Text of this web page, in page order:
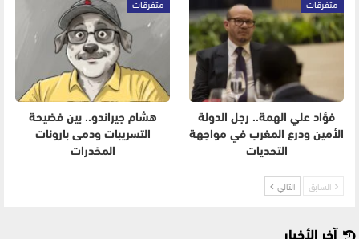
فؤاد علي الهمة.. رجل الدولة
الأمين ودرع المغرب في مواجهة
التحديات
هشام جيراندو.. بين فضيحة
التسريبات ودمى بارونات
المخدرات
السابق التالي